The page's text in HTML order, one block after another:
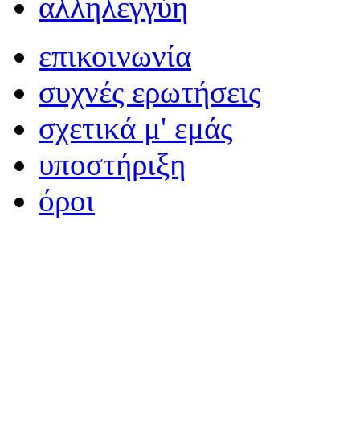
επικοινωνία
συχνές ερωτήσεις
σχετικά μ' εμάς
υποστήριξη
όροι